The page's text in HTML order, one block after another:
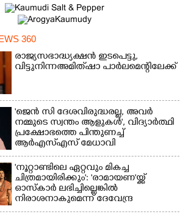
360
രാജ്യസഭാദ്ധ്യക്ഷൻ ഇടപെട്ടു,
വിട്ടുനിന്ന അമിത് ഷാ പാർലമെന്റിലേക്ക്
'ജെൻ സി ദേശവിരുദ്ധരല്ല, അവർ
നമ്മുടെ സ്വന്തം ആളുകൾ', വിദ്യാർത്ഥി
പ്രക്ഷോഭത്തെ പിന്തുണച്ച്
ആർഎസ്‌എസ് മേധാവി
'നൂറ്റാണ്ടിലെ ഏറ്റവും മികച്ച
ചിത്രമായിരിക്കും': 'രാമായണ'യ്ക്ക്
ഓസ്കാ‌ർ ലഭിച്ചില്ലെങ്കിൽ
നിരാശനാകുമെന്ന് ദേവേന്ദ്ര
ഫഡ്നാവിസ്